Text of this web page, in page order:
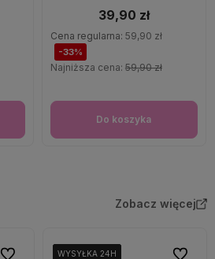
39,90 zł
Cena regularna: 59,90 zł
-33%
Najniższa cena: 59,90 zł
Do koszyka
Zobacz więcej
Do ulubionychWYSYŁKA 24H
WYSYŁKA 24H
WYSYŁKA 24H
WYSYŁKA 24H Do